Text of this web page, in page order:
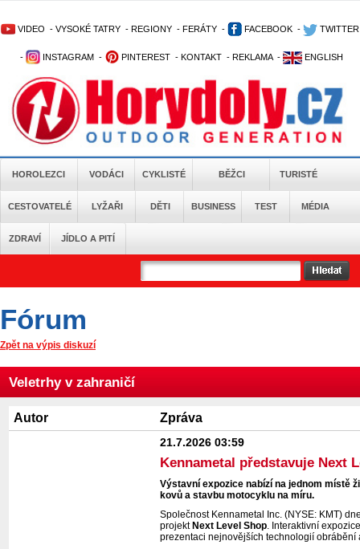
VIDEO - VYSOKÉ TATRY - REGIONY - FERÁTY - FACEBOOK - TWITTER
- INSTAGRAM - PINTEREST - KONTAKT - REKLAMA - ENGLISH
HOROLEZCI VODÁCI CYKLISTÉ BĚŽCI TURISTÉ
CESTOVATELÉ LYŽAŘI DĚTI BUSINESS TEST MÉDIA
ZDRAVÍ JÍDLO A PITÍ
Fórum
Zpět na výpis diskuzí
Veletrhy v zahraničí
Autor Zpráva
21.7.2026 03:59
Kennametal představuje Next
Výstavní expozice nabízí na jednom místě
kovů a stavbu motocyklu na míru.
Společnost Kennametal Inc. (NYSE: KMT)
projektNext Level Shop. Interaktivní
prezentaci nejnovějších technologií obrábění